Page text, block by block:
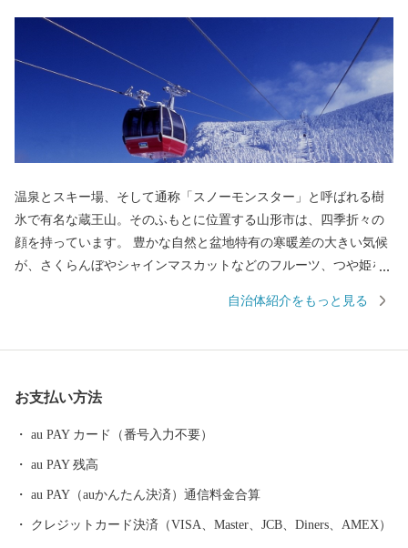
温泉とスキー場、そして通称「スノーモンスター」と呼ばれる樹
氷で有名な蔵王山。そのふもとに位置する山形市は、四季折々の
顔を持っています。 豊かな自然と盆地特有の寒暖差の大きい気候
が、さくらんぼやシャインマスカットなどのフルーツ、つや姫を
どの「山形ブランド」を生み出しています。 街中には商家の蔵や
は山形市が有する映像文化を育む環境が高い評価を受け、日本で
初めて、ユネスコ創造都市ネットワーク映画部門への加盟が認め
である山形交響楽団が活動しています。 平成３１年４月には中核
市に移行し、保健所を開設するなど、県都としても発展を続けて
自治体紹介をもっと見る
お支払い方法
au PAY カード（番号入力不要）
au PAY 残高
au PAY（auかんたん決済）通信料金合算
クレジットカード決済（VISA、Master、JCB、Diners、AMEX）